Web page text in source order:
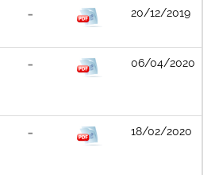
20/12/2019
06/04/2020
18/02/2020